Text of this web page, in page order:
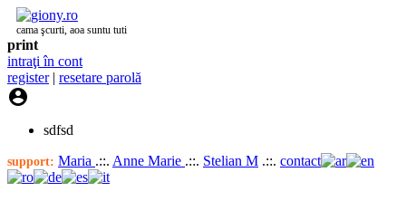
cama şcurti, aoa suntu tuti
print
intraţi în cont
register| resetare parolă

sdfsd
support: Maria .::. Anne Marie .::. Stelian M .::. contact